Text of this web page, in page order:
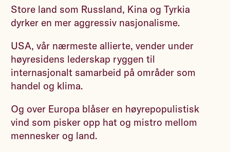
Store land som Russland, Kina og Tyrkia
dyrker en mer aggressiv nasjonalisme.
USA, vår nærmeste allierte, vender under
høyresidens lederskap ryggen til
internasjonalt samarbeid på områder som
handel og klima.
Og over Europa blåser en høyrepopulistisk
vind som pisker opp hat og mistro mellom
mennesker og land.